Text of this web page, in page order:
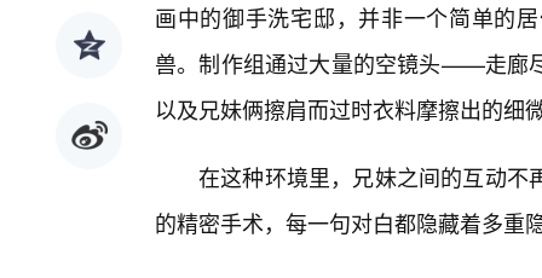
画中的御手洗宅邸，并非一个简单的
兽。制作组通过大量的空镜头——走廊
以及兄妹俩擦肩而过时衣料摩擦出的细
在这种环境里，兄妹之间的互动不
的精密手术，每一句对白都隐藏着多重